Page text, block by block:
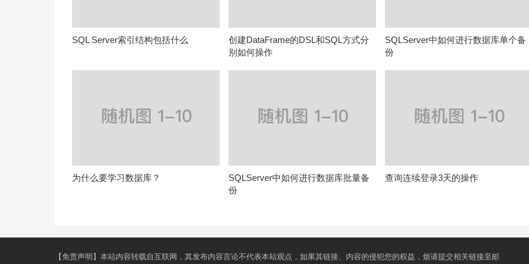
SQL Server索引结构包括什么
创建DataFrame的DSL和SQL方式分
别如何操作
SQLServer中如何进行数据库单个备
份
为什么要学习数据库？
SQLServer中如何进行数据库批量备
份
查询连续登录3天的操作
【免责声明】本站内容转载自互联网，其发布内容言论不代表本站观点，如果其链接、内容的侵犯您的权益，烦请提交相关链接至邮